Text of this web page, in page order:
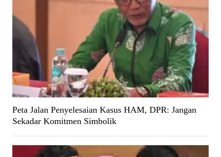
Peta Jalan Penyelesaian Kasus HAM, DPR: Jangan
Sekadar Komitmen Simbolik